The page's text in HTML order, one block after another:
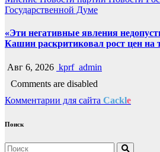
Государственной Думе
«Эти негативные явления
Кашин раскритиковал рост цен на
Авг 6, 2026 kprf_admin
Comments are disabled
Комментарии для сайта Cackle
Поиск